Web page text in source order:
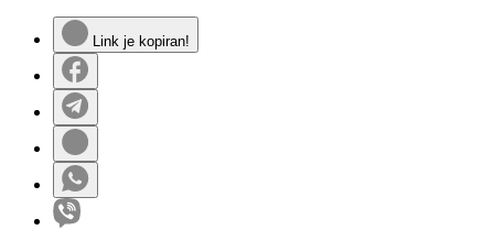
Link je kopiran!